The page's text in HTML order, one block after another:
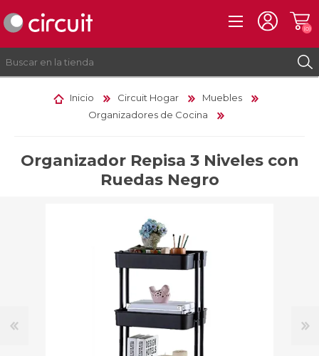
(0)
Inicio Circuit Hogar
Muebles
Organizadores de Cocina
Organizador Repisa 3 Niveles con
Ruedas Negro